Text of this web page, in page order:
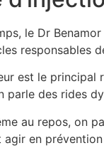
le Dr
responsables
est le principal
parle des rides
au repos, on
agir en